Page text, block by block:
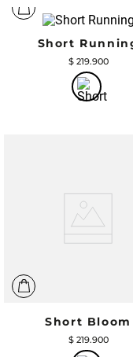
Short
$ 219.900
Short Bloom
$ 219.900